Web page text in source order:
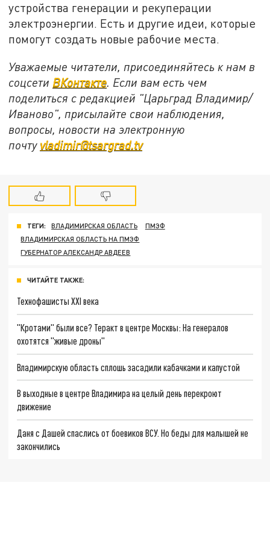
устройства генерации и рекуперации
электроэнергии. Есть и другие идеи, которые
помогут создать новые рабочие места.
Уважаемые читатели, присоединяйтесь к нам в
соцсети ВКонтакте. Если вам есть чем
поделиться с редакцией "Царьград Владимир/
Иваново", присылайте свои наблюдения,
вопросы, новости на электронную
почту vladimir@tsargrad.tv
ТЕГИ: ВЛАДИМИРСКАЯ ОБЛАСТЬ
ПМЭФ
ВЛАДИМИРСКАЯ ОБЛАСТЬ НА ПМЭФ
ГУБЕРНАТОР АЛЕКСАНДР АВДЕЕВ
ЧИТАЙТЕ ТАКЖЕ:
Технофашисты XXI века
"Кротами" были все? Теракт в центре Москвы: На генералов
охотятся "живые дроны"
Владимирскую область сплошь засадили кабачками и капустой
В выходные в центре Владимира на целый день перекроют
движение
Даня с Дашей спаслись от боевиков ВСУ. Но беды для малышей не
закончились